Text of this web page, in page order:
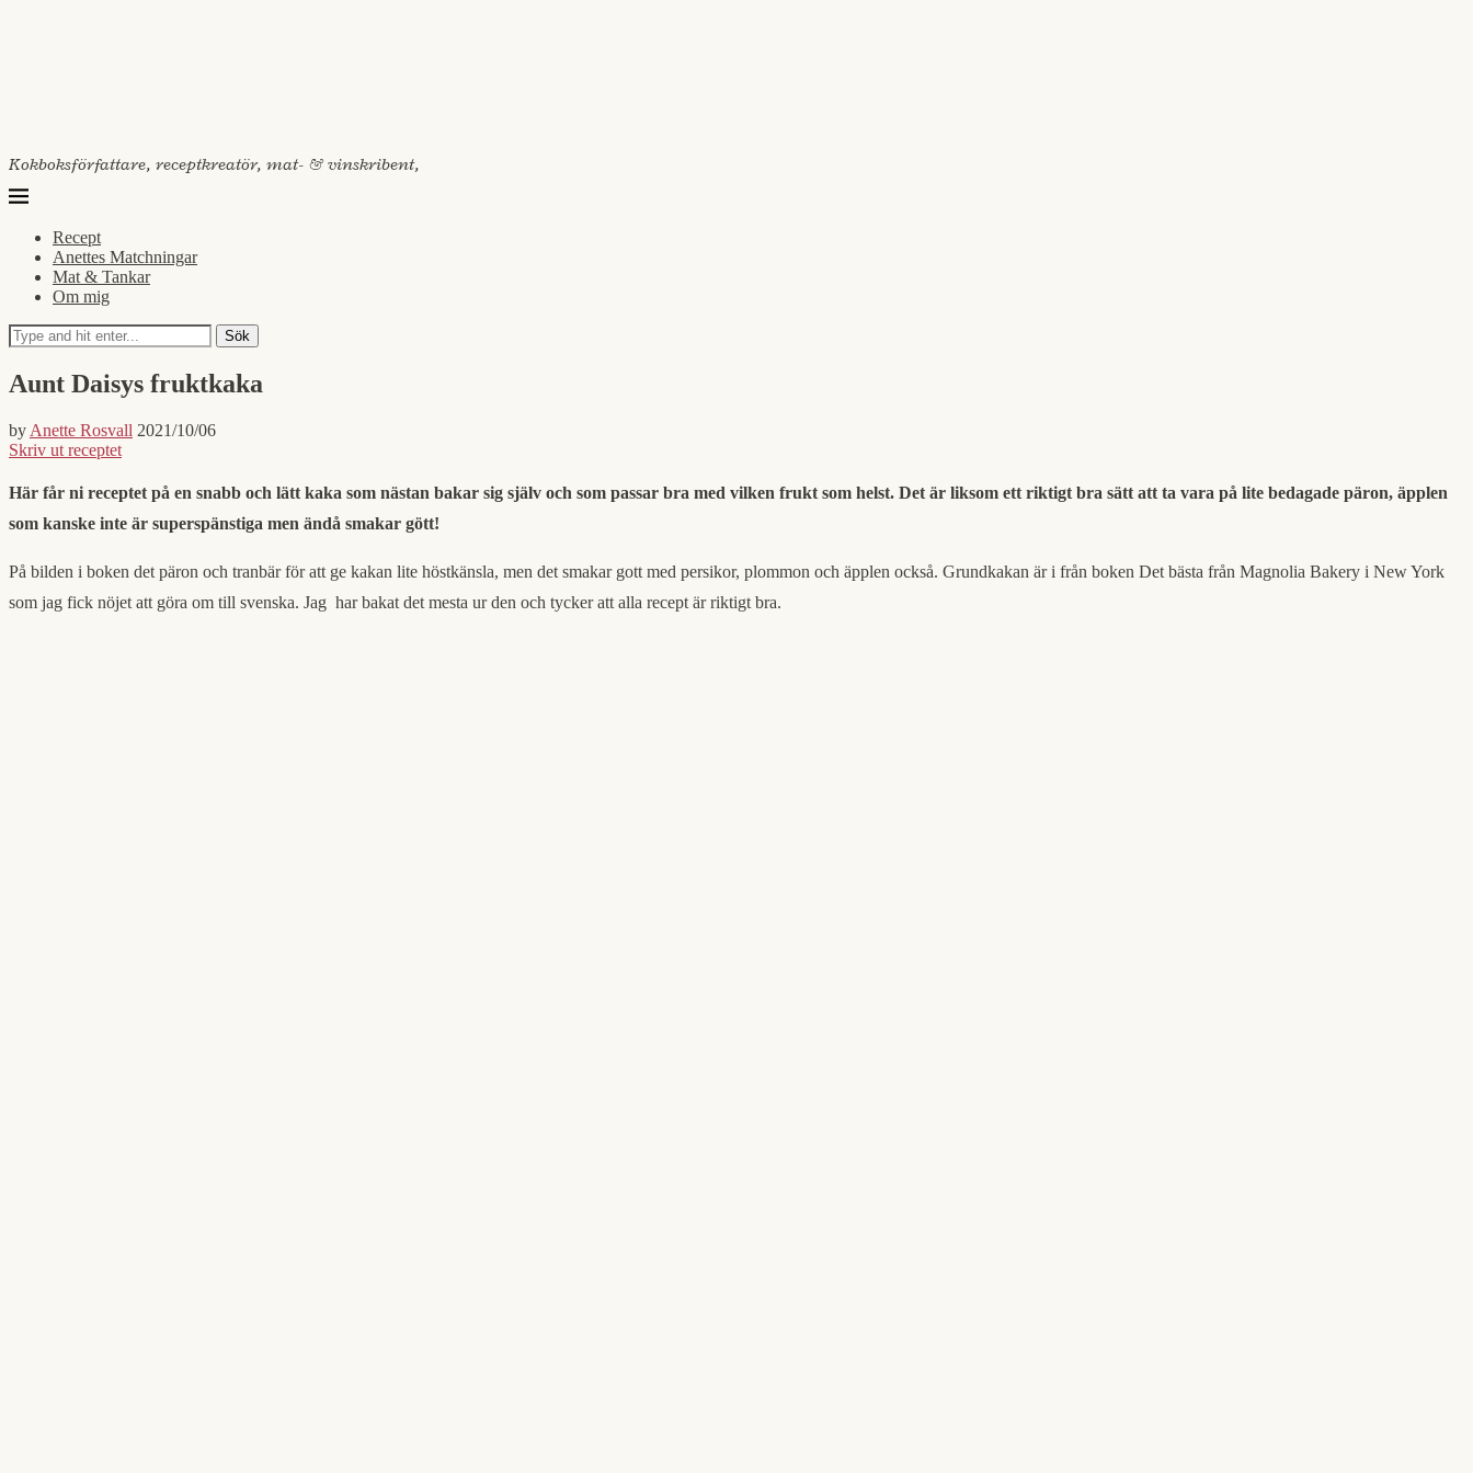
Kokboksförfattare, receptkreatör, mat- & vinskribent,
Recept
Anettes Matchningar
Mat & Tankar
Om mig
Sök
Aunt Daisys fruktkaka
by Anette Rosvall 2021/10/06
Skriv ut receptet
Här får ni receptet på en snabb och lätt kaka som nästan bakar sig själv och som passar bra med vilken frukt som helst. Det är liksom ett riktigt bra sätt att ta vara på lite bedagade päron, äpplen
som kanske inte är superspänstiga men ändå smakar gött!
På bilden i boken det päron och tranbär för att ge kakan lite höstkänsla, men det smakar gott med persikor, plommon och äpplen också. Grundkakan är i från boken Det bästa från Magnolia Bakery i New York
som jag fick nöjet att göra om till svenska. Jag har bakat det mesta ur den och tycker att alla recept är riktigt bra.